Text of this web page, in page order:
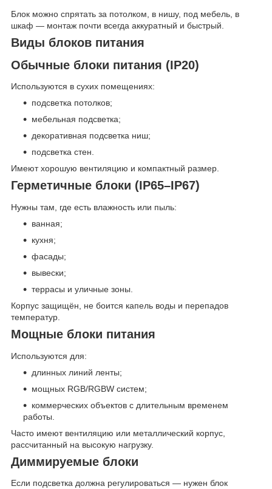
Блок можно спрятать за потолком, в нишу, под мебель, в
шкаф — монтаж почти всегда аккуратный и быстрый.
Виды блоков питания
Обычные блоки питания (IP20)
Используются в сухих помещениях:
подсветка потолков;
мебельная подсветка;
декоративная подсветка ниш;
подсветка стен.
Имеют хорошую вентиляцию и компактный размер.
Герметичные блоки (IP65–IP67)
Нужны там, где есть влажность или пыль:
ванная;
кухня;
фасады;
вывески;
террасы и уличные зоны.
Корпус защищён, не боится капель воды и перепадов
температур.
Мощные блоки питания
Используются для:
длинных линий ленты;
мощных RGB/RGBW систем;
коммерческих объектов с длительным временем
работы.
Часто имеют вентиляцию или металлический корпус,
рассчитанный на высокую нагрузку.
Диммируемые блоки
Если подсветка должна регулироваться — нужен блок